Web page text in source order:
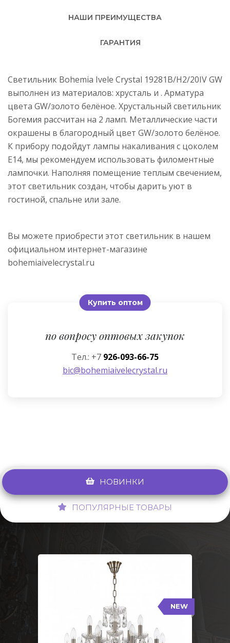
НАШИ ПРЕИМУЩЕСТВА
ГАРАНТИЯ
Светильник Bohemia Ivele Crystal 19281B/H2/20IV GW
выполнен из материалов: хрусталь и . Арматура
цвета GW/золото белёное. Хрустальный светильник
Богемия рассчитан на 2 ламп. Металлические части
окрашены в благородный цвет GW/золото белёное.
К прибору подойдут лампы накаливания с цоколем
E14, мы рекомендуем использовать филоментные
лампочки. Наполняя помещение теплым свечением,
этот светильник создан, чтобы дарить уют в
гостиной, спальне или зале.
Вы можете приобрести этот светильник в нашем
официальном интернет-магазине
bohemiaivelecrystal.ru
Купить оптом
по вопросу оптовых закупок
Тел.: +7 926-093-66-75
bic@bohemiaivelecrystal.ru
НОВИНКИ
ПОПУЛЯРНЫЕ ТОВАРЫ
NEW
117/10+5/240 Pa
Тип: Стеклянный рожок